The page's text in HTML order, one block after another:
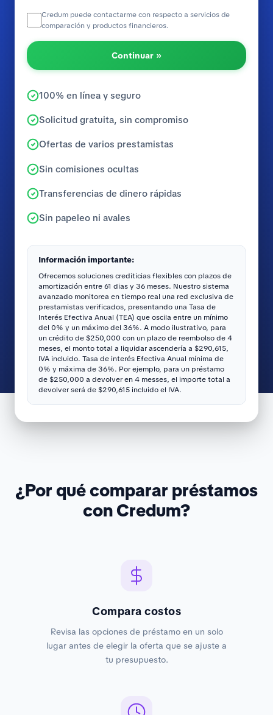
Credum puede contactarme con respecto a servicios de
comparación y productos financieros.
Continuar »
100% en línea y seguro
Solicitud gratuita, sin compromiso
Ofertas de varios prestamistas
Sin comisiones ocultas
Transferencias de dinero rápidas
Sin papeleo ni avales
Información importante:
Ofrecemos soluciones crediticias flexibles con plazos de
amortización entre 61 dias y 36 meses. Nuestro sistema
avanzado monitorea en tiempo real una red exclusiva de
prestamistas verificados, presentando una Tasa de
Interés Efectiva Anual (TEA) que oscila entre un mínimo
del 0% y un máximo del 36%. A modo ilustrativo, para
un crédito de $250,000 con un plazo de reembolso de 4
meses, el monto total a liquidar ascendería a $290,615,
IVA incluido. Tasa de interés Efectiva Anual mínima de
0% y máxima de 36%. Por ejemplo, para un préstamo
de $250,000 a devolver en 4 messes, el importe total a
devolver será de $290,615 incluido el IVA.
¿Por qué comparar préstamos
con Credum?
Compara costos
Revisa las opciones de préstamo en un solo
lugar antes de elegir la oferta que se ajuste a
tu presupuesto.